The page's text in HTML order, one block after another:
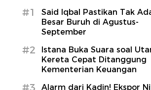
#1
Said Iqbal Pastikan Tak
Besar Buruh di Agustus-
September
#2
Istana Buka Suara soal
Kereta Cepat Ditanggung
Kementerian Keuangan
#3
Alarm dari Kadin! Ekspor